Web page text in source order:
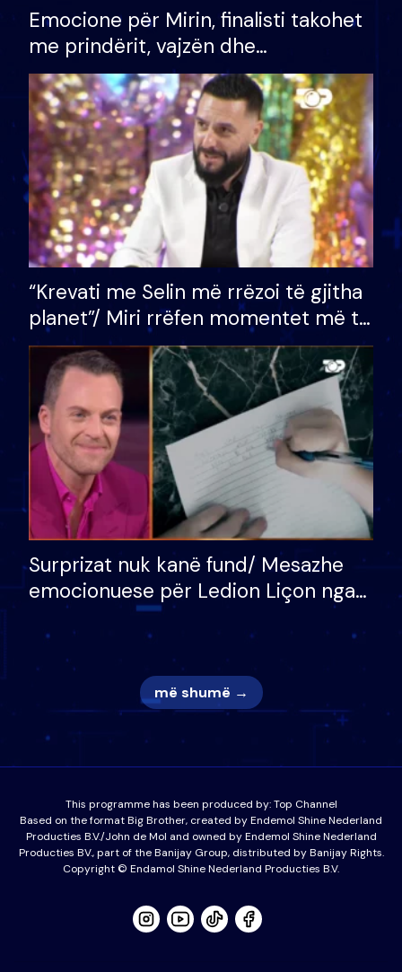
Emocione për Mirin, finalisti takohet
me prindërit, vajzën dhe
bashkëshorten: S’kemi ndonjë letër
divorci apo jo?
“Krevati me Selin më rrëzoi të gjitha
planet”/ Miri rrëfen momentet më të
bukura në shtëpinë e BB VIP: Do më
mungojë zilja e mëngjesit kur…
Surprizat nuk kanë fund/ Mesazhe
emocionuese për Ledion Liçon nga
nëna dhe fëmijët e tij, moderatori
nuk i mban dot lotët: Nuk meritoj…
më shumë →
This programme has been produced by:Top Channel
Based on the format Big Brother, created by Endemol Shine Nederland
Producties B.V./John de Mol and owned by Endemol Shine Nederland
Producties BV., part of the Banijay Group, distributed by Banijay Rights.
Copyright © Endamol Shine Nederland Producties B.V.